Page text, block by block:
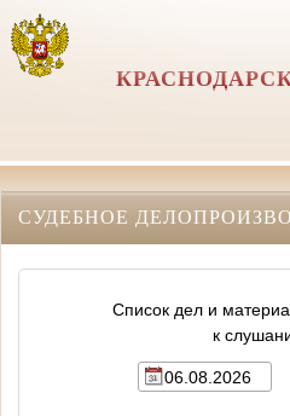
СУДЕБНОЕ
Список дел и
к